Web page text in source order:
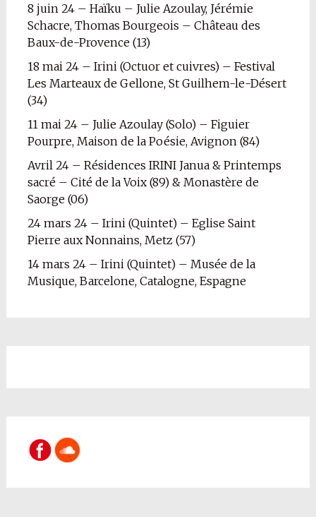
8 juin 24 – Haïku – Julie Azoulay, Jérémie
Schacre, Thomas Bourgeois – Château des
Baux-de-Provence (13)
18 mai 24 – Irini (Octuor et cuivres) – Festival
Les Marteaux de Gellone, St Guilhem-le-Désert
(34)
11 mai 24 – Julie Azoulay (Solo) – Figuier
Pourpre, Maison de la Poésie, Avignon (84)
Avril 24 – Résidences IRINI Janua & Printemps
sacré – Cité de la Voix (89) & Monastère de
Saorge (06)
24 mars 24 – Irini (Quintet) – Eglise Saint
Pierre aux Nonnains, Metz (57)
14 mars 24 – Irini (Quintet) – Musée de la
Musique, Barcelone, Catalogne, Espagne